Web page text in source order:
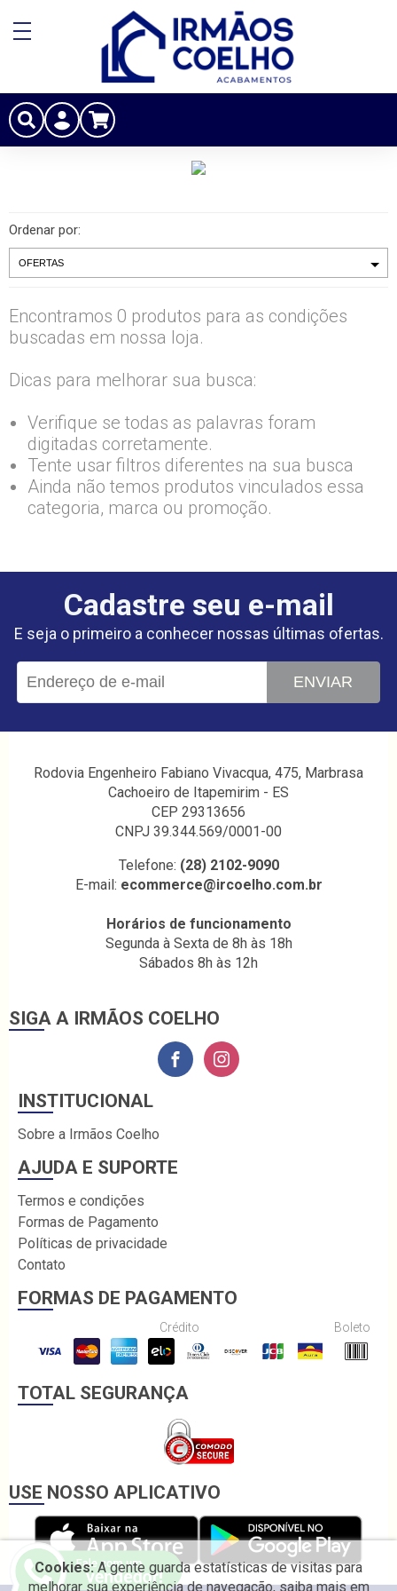
Ordenar por:
Encontramos 0 produtos para as condições
buscadas em nossa loja.
Dicas para melhorar sua busca:
Verifique se todas as palavras foram
digitadas corretamente.
Tente usar filtros diferentes na sua busca
Ainda não temos produtos vinculados essa
categoria, marca ou promoção.
Cadastre seu e-mail
E seja o primeiro a conhecer nossas últimas ofertas.
ENVIAR
Rodovia Engenheiro Fabiano Vivacqua, 475, Marbrasa
Cachoeiro de Itapemirim - ES
CEP 29313656
CNPJ 39.344.569/0001-00
Telefone: (28) 2102-9090
E-mail: ecommerce@ircoelho.com.br
Horários de funcionamento
Segunda à Sexta de 8h às 18h
Sábados 8h às 12h
SIGA A IRMÃOS COELHO
INSTITUCIONAL
Sobre a Irmãos Coelho
AJUDA E SUPORTE
Termos e condições
Formas de Pagamento
Políticas de privacidade
Contato
FORMAS DE PAGAMENTO
Crédito Boleto
TOTAL SEGURANÇA
USE NOSSO APLICATIVO
Cookies:A gente guarda estatísticas de visitas para
melhorar sua experiência de navegação, saiba mais em